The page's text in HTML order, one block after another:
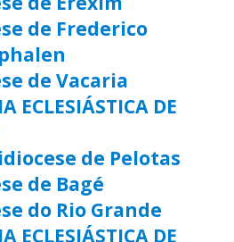
de Frederico
de Vacaria
ECLESIÁSTICA DE
de Pelotas
de Bagé
do Rio Grande
ECLESIÁSTICA DE